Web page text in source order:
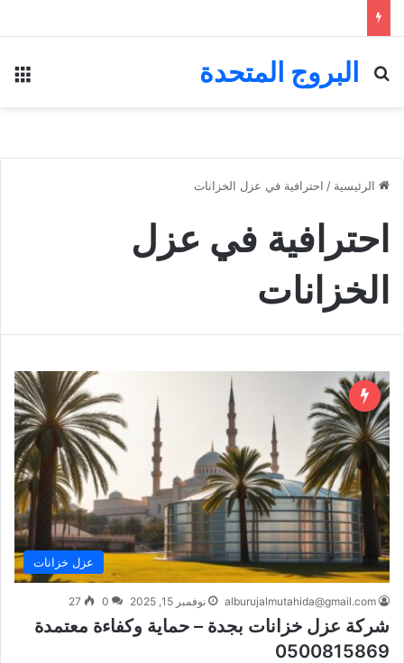
البروج المتحدة
بحث عن
الرئيسية / احترافية في عزل الخزانات
احترافية في عزل
الخزانات
عزل خزانات
alburujalmutahida@gmail.com نوفمبر 15, 2025 0
27
شركة عزل خزانات بجدة – حماية وكفاءة معتمدة
0500815869